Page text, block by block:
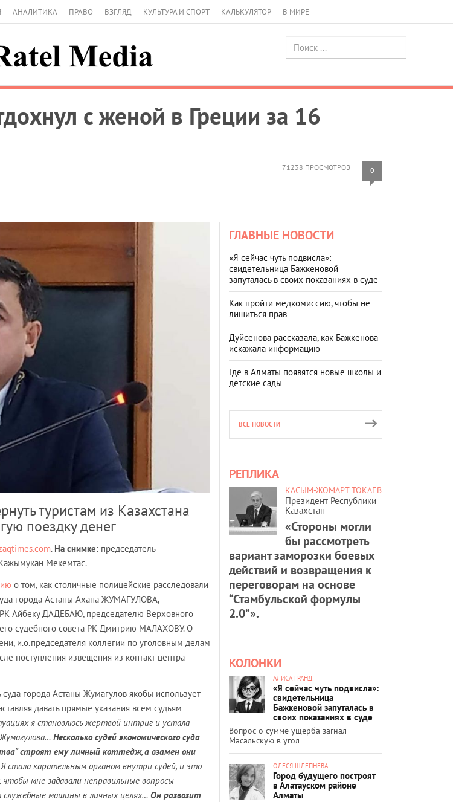
АНАЛИТИКА ПРАВО ВЗГЛЯД КУЛЬТУРА И СПОРТ КАЛЬКУЛЯТОР В МИРЕ
с женой в Греции за 16
71238 ПРОСМОТРОВ 0
туристам из Казахстана
поездку денег
. На снимке: председатель
Мекемтас.
о том, как столичные полицейские расследовали
города Астаны Ахана ЖУМАГУЛОВА,
Айбеку ДАДЕБАЮ, председателю Верховного
судебного совета РК Дмитрию МАЛАХОВУ. О
и.о.председателя коллегии по уголовным делам
поступления извещения из контакт-центра
города Астаны Жумагулов якобы использует
давать прямые указания всем судьям
я становлюсь жертвой интриг и устала
Несколько судей экономического суда
строят ему личный коттедж, а взамен они
Я стала карательным органом внутри судей, и это
мне задавали неправильные вопросы
служебные машины в личных целях… Он развозит
ГЛАВНЫЕ НОВОСТИ
«Я сейчас чуть подвисла»:
свидетельница Бажкеновой
запуталась в своих показаниях в суде
Как пройти медкомиссию, чтобы не
лишиться прав
Дуйсенова рассказала, как Бажкенова
искажала информацию
Где в Алматы появятся новые школы и
детские сады
ВСЕ НОВОСТИ
РЕПЛИКА
КАСЫМ-ЖОМАРТ ТОКАЕВ
Президент Республики
Казахстан
«Стороны могли
бы рассмотреть
вариант заморозки боевых
действий и возвращения к
переговорам на основе
“Стамбульской формулы
2.0”».
КОЛОНКИ
АЛИСА ГРАНД
«Я сейчас чуть подвисла»:
свидетельница
Бажкеновой запуталась в
своих показаниях в суде
Вопрос о сумме ущерба загнал
Масальскую в угол
ОЛЕСЯ ШЛЕПНЕВА
Город будущего построят
в Алатауском районе
Алматы